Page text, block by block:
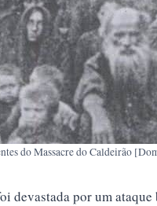
do Massacre do Caldeirão
devastada por um